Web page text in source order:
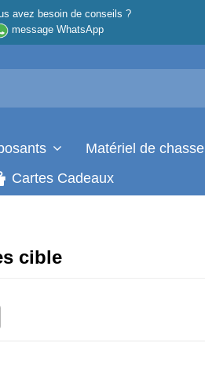
avez besoin de conseils ?
message WhatsApp
Matériel de chasse
Cartes Cadeaux
cible